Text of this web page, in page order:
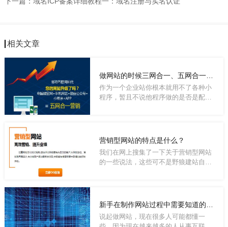
相关文章
做网站的时候三网合一、五网合一都是什么意思？
作为一个企业站你根本就用不了各种小
程序，暂且不说他程序做的是否是配得
营销型网站的特点是什么？
我们在网上搜集了一下关于营销型网站
的一些说法，这些可不是野狼建站自己
新手在制作网站过程中需要知道的基础知识
说起做网站，现在很多人可能都懂一